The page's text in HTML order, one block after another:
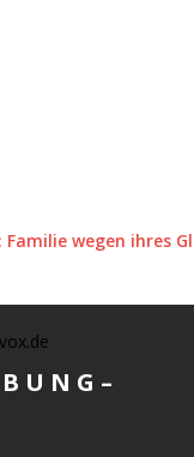
Familie wegen ihres
Β U Ν G –